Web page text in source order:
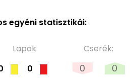
egyéni statisztikái:
Lapok:
0
Cserék:
0 0